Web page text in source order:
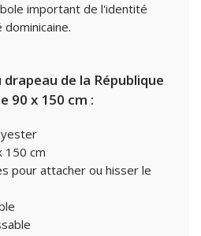
important de l'identité
de la République
90 x 150 cm :
150 cm
pour attacher ou hisser le